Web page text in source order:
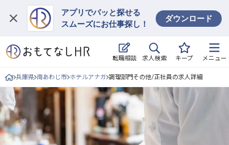
アプリでパッと探せる
スムーズにお仕事探し！
ダウンロード
転職相談 求人検索 キープ メニュー
ログイン
求人・施設を探す
就職・転職 合同説明会
兵庫県 南あわじ市 ホテルアナガ 調理部門その他/正社員の求人詳細